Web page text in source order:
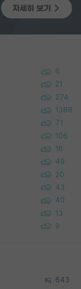
6
21
274
1388
71
106
16
49
20
43
40
13
9
643